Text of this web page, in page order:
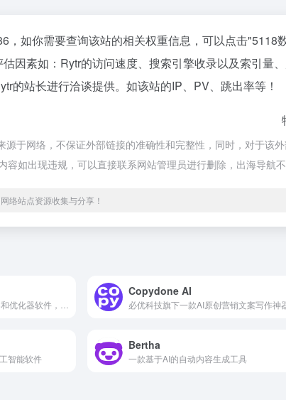
，如你需要查询该站的相关权重信息，可以点击"5118
因素如：Rytr的访问速度、搜索引擎收录以及索引
的站长进行洽谈提供。如该站的IP、PV、跳出率等！
源于网络，不保证外部链接的准确性和完整性，同时，对于
容如出现违规，可以直接联系网站管理员进行删除，出海导航不
络站点资源收集与分享！
Copydone AI
必优科技旗下一款AI原创营销文案写作神
智能软件
Bertha
一款基于AI的自动内容生成工具